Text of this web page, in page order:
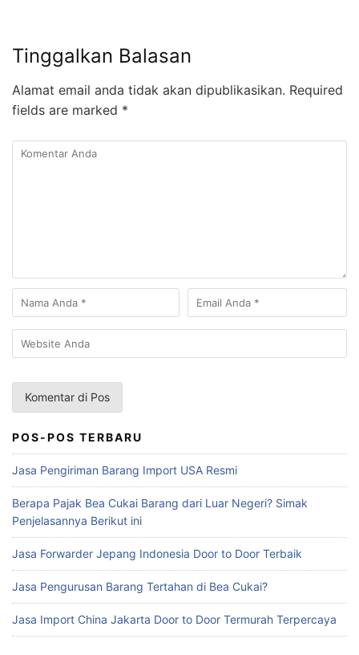
Tinggalkan Balasan
Alamat email anda tidak akan dipublikasikan. Required
fields are marked *
POS-POS TERBARU
Jasa Pengiriman Barang Import USA Resmi
Berapa Pajak Bea Cukai Barang dari Luar Negeri? Simak
Penjelasannya Berikut ini
Jasa Forwarder Jepang Indonesia Door to Door Terbaik
Jasa Pengurusan Barang Tertahan di Bea Cukai?
Jasa Import China Jakarta Door to Door Termurah Terpercaya